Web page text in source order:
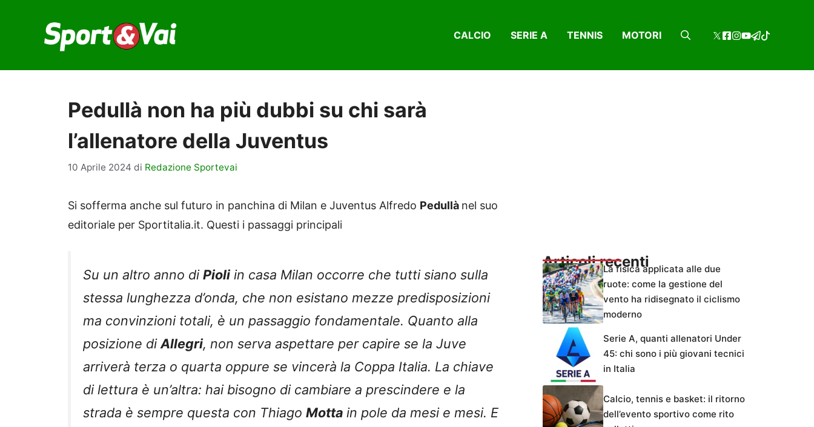
contenuto
CALCIO SERIE A TENNIS MOTORI
Pedullà non ha più dubbi su chi sarà
l’allenatore della Juventus
10 Aprile 2024 di Redazione Sportevai
Si sofferma anche sul futuro in panchina di Milan e Juventus Alfredo Pedullà nel suo
editoriale per Sportitalia.it. Questi i passaggi principali
Su un altro anno diPioliin casa Milan occorre che tutti siano sulla
stessa lunghezza d’onda, che non esistano mezze predisposizioni
ma convinzioni totali, è un passaggio fondamentale. Quanto alla
posizione diAllegri, non serva aspettare per capire se la Juve
arriverà terza o quarta oppure se vincerà la Coppa Italia. La chiave
di lettura è un’altra: hai bisogno di cambiare a prescindere e la
strada è sempre questa con Thiago Motta in pole da mesi e mesi. E
Articoli recentiLa fisica applicata alle due
ruote: come la gestione del
vento ha ridisegnato il ciclismo
moderno
Serie A, quanti allenatori Under
45: chi sono i più giovani tecnici
in Italia
Calcio, tennis e basket: il ritorno
dell’evento sportivo come rito